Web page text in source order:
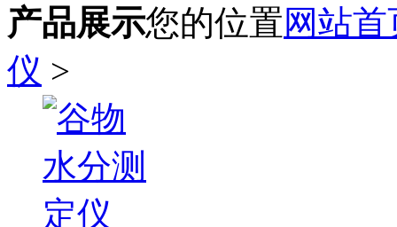
产品展示您的位置网站首
仪 >